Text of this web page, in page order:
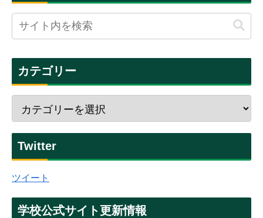
カテゴリー
Twitter
ツイート
学校公式サイト更新情報